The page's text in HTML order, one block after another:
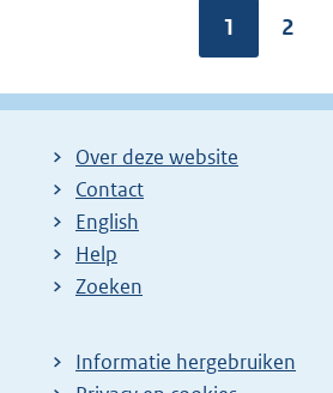
Pagina:
1
P
g
2
Over deze website
Contact
English
Help
Zoeken
Informatie hergebruiken